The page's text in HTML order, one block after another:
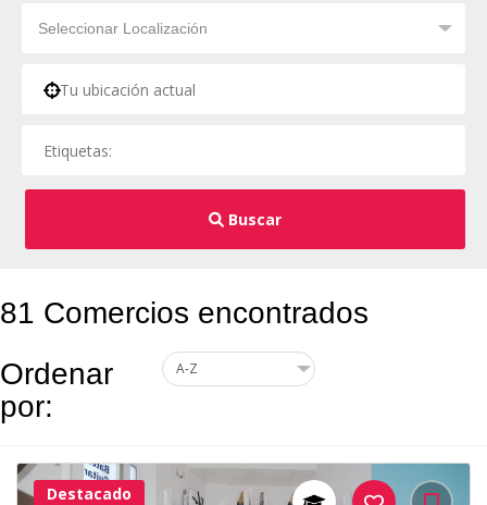
Buscar
81 Comercios encontrados
Ordenar
por:
Destacado